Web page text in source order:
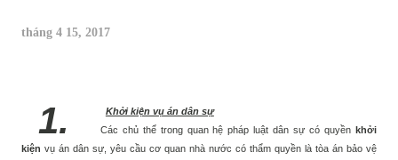
tháng 4 15, 2017
1.
Khởi kiện vụ án dân sự
Các chủ thể trong quan hệ pháp luật dân sự có quyền khởi
kiện vụ án dân sự, yêu cầu cơ quan nhà nước có thẩm quyền là tòa án bảo vệ